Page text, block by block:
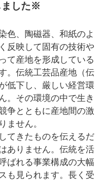
ました※
色、陶磁器、和紙のよ
反映して固有の技術や
て産地を形成している
。伝統工芸品産地（伝
低下し、厳しい経営環
。その環境の中で生き
争とともに産地間の激
ません。
てきたものを伝えるだ
ありません。伝統を活
ばれる事業構成の大幅
も見られます。長く受